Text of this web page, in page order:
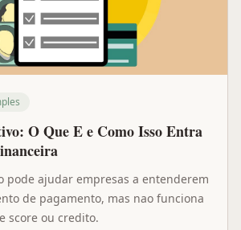
O Que E e Como Isso Entra
pode ajudar empresas a entenderem
de pagamento, mas nao funciona
score ou credito.